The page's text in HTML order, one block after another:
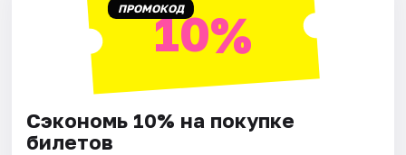
ПРОМОКОД10%
Сэкономь 10% на покупке
билетов